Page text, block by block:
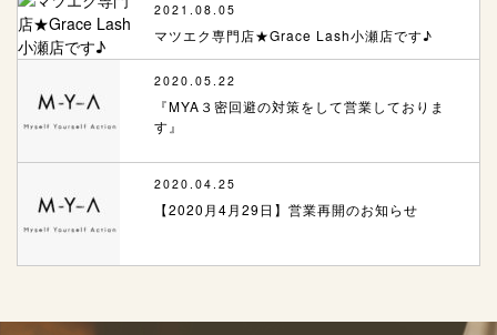
2021.08.05
マツエク専門店★Grace Lash小瀬店です♪
2020.05.22
『MYA３密回避の対策をして営業しておりま
す』
2020.04.25
【2020月4月29日】営業再開のお知らせ